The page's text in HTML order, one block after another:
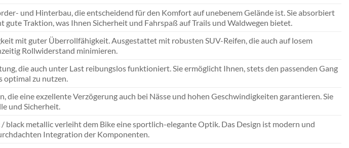
und Hinterbau, die entscheidend für den Komfort auf unebenem Gelände ist. Sie absorbiert
Traktion, was Ihnen Sicherheit und Fahrspaß auf Trails und Waldwegen bietet.
mit guter Überrollfähigkeit. Ausgestattet mit robusten SUV-Reifen, die auch auf losem
Rollwiderstand minimieren.
die auch unter Last reibungslos funktioniert. Sie ermöglicht Ihnen, stets den passenden Gang
optimal zu nutzen.
die eine exzellente Verzögerung auch bei Nässe und hohen Geschwindigkeiten garantieren. Sie
und Sicherheit.
black metallic verleiht dem Bike eine sportlich-elegante Optik. Das Design ist modern und
Integration der Komponenten.